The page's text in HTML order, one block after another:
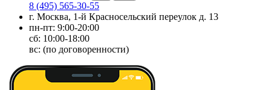
8 (495) 565-30-55
г. Москва, 1-й Красносельский переулок д. 13
пн-пт: 9:00-20:00
сб: 10:00-18:00
вс: (по договоренности)